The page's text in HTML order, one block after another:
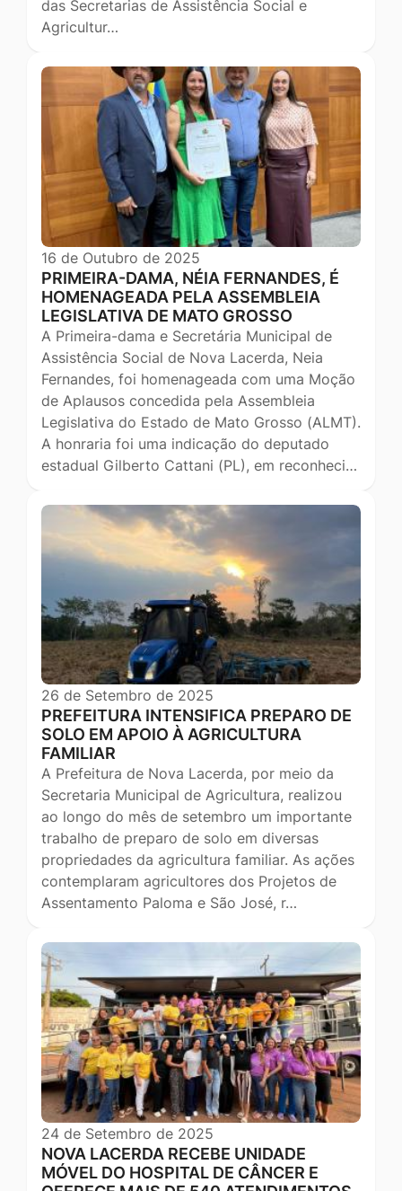
das Secretarias de Assistência Social e
Agricultur…
16 de Outubro de 2025
PRIMEIRA-DAMA, NÉIA FERNANDES, É
HOMENAGEADA PELA ASSEMBLEIA
LEGISLATIVA DE MATO GROSSO
A Primeira-dama e Secretária Municipal de
Assistência Social de Nova Lacerda, Neia
Fernandes, foi homenageada com uma Moção
de Aplausos concedida pela Assembleia
Legislativa do Estado de Mato Grosso (ALMT).
A honraria foi uma indicação do deputado
estadual Gilberto Cattani (PL), em reconheci…
26 de Setembro de 2025
PREFEITURA INTENSIFICA PREPARO DE
SOLO EM APOIO À AGRICULTURA
FAMILIAR
A Prefeitura de Nova Lacerda, por meio da
Secretaria Municipal de Agricultura, realizou
ao longo do mês de setembro um importante
trabalho de preparo de solo em diversas
propriedades da agricultura familiar. As ações
contemplaram agricultores dos Projetos de
Assentamento Paloma e São José, r…
24 de Setembro de 2025
NOVA LACERDA RECEBE UNIDADE
MÓVEL DO HOSPITAL DE CÂNCER E